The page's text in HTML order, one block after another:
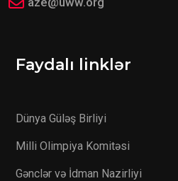
Faydalı linklər
Dünya Güləş Birliyi
Milli Olimpiya Komitəsi
Gənclər və İdman Nazirliyi